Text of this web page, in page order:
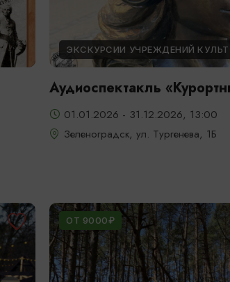
ЭКСКУРСИИ УЧРЕЖДЕНИЙ
Аудиоспектакль
01.01.2026 - 31.12.2026, 13:00
Зеленоградск, ул. Тургенева, 1Б
ОТ 9000₽